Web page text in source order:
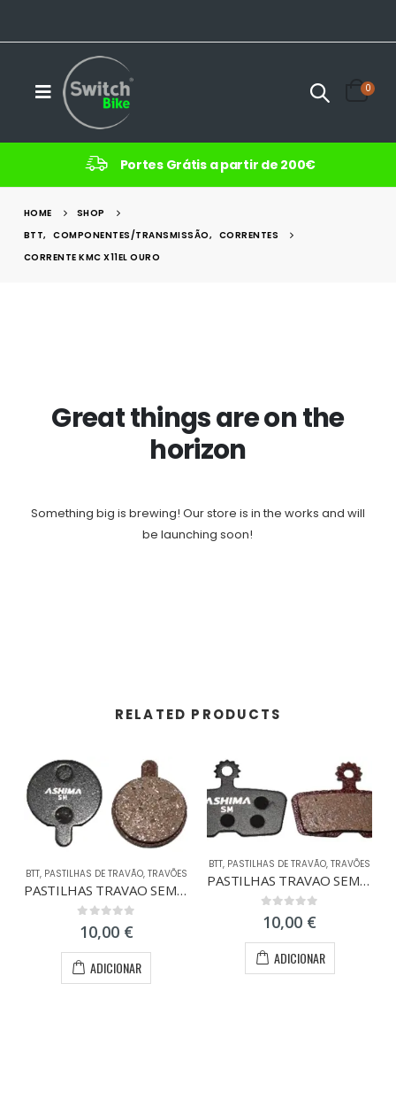
0
Portes Grátis a partir de 200€
HOME
SHOP
BTT, COMPONENTES/TRANSMISSÃO, CORRENTES
CORRENTE KMC X11EL OURO
Great things are on the
horizon
Something big is brewing! Our store is in the works and will
be launching soon!
RELATED PRODUCTS
BTT, PASTILHAS DE TRAVÃO, TRAVÕES
PASTILHAS TRAVAO SEMI-METALZOOM/ALHONGA
0out of 5
10,00 €
ADICIONAR
BTT, PASTILHAS DE TRAVÃO,TRAVÕES
PASTILHAS TRAVAO SEMI-METAL AVID CODE R
0out of 5
10,00 €
ADICIONAR